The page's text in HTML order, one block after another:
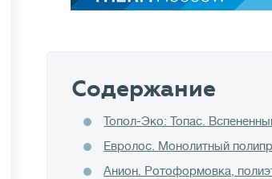
Содержание
Топол-Эко: Топас.
Евролос. Монолитный
Анион. Ротоформовка,
(выгребные ямы,
— накопление